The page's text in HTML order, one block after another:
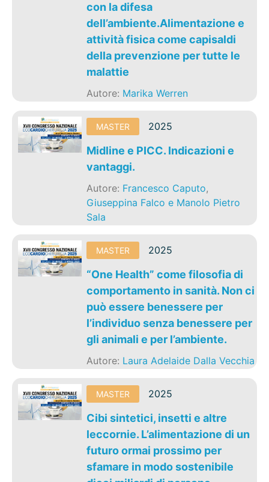
con la difesa
dell’ambiente.Alimentazione e
attività fisica come capisaldi
della prevenzione per tutte le
malattie
Autore: Marika Werren
MASTER 2025
Midline e PICC. Indicazioni e
vantaggi.
Autore: Francesco Caputo,
Giuseppina Falco e Manolo Pietro
Sala
MASTER 2025
“One Health” come filosofia di
comportamento in sanità. Non ci
può essere benessere per
l’individuo senza benessere per
gli animali e per l’ambiente.
Autore: Laura Adelaide Dalla Vecchia
MASTER 2025
Cibi sintetici, insetti e altre
leccornie. L’alimentazione di un
futuro ormai prossimo per
sfamare in modo sostenibile